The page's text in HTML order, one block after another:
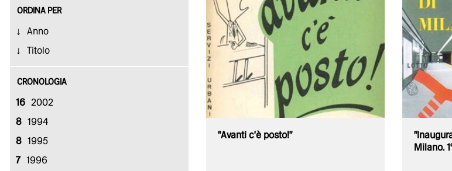
ORDINA PER
Anno
Titolo
CRONOLOGIA
16 2002
8 1994
8 1995
7 1996
"Avanti c'è posto!"
Milano.